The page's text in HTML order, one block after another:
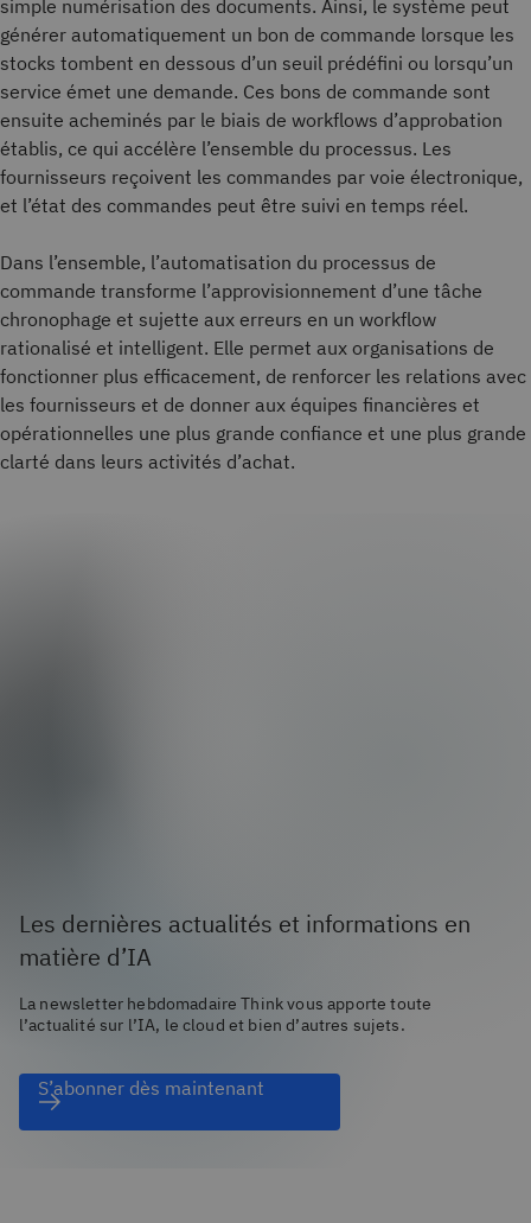
simple numérisation des documents. Ainsi, le système peut
générer automatiquement un bon de commande lorsque les
stocks tombent en dessous d’un seuil prédéfini ou lorsqu’un
service émet une demande. Ces bons de commande sont
ensuite acheminés par le biais de workflows d’approbation
établis, ce qui accélère l’ensemble du processus. Les
fournisseurs reçoivent les commandes par voie électronique,
et l’état des commandes peut être suivi en temps réel.
Dans l’ensemble, l’automatisation du processus de
commande transforme l’approvisionnement d’une tâche
chronophage et sujette aux erreurs en un workflow
rationalisé et intelligent. Elle permet aux organisations de
fonctionner plus efficacement, de renforcer les relations avec
les fournisseurs et de donner aux équipes financières et
opérationnelles une plus grande confiance et une plus grande
clarté dans leurs activités d’achat.
Les dernières actualités et informations en
matière d’IA
La newsletter hebdomadaire Think vous apporte toute
l’actualité sur l’IA, le cloud et bien d’autres sujets.
S’abonner dès maintenant